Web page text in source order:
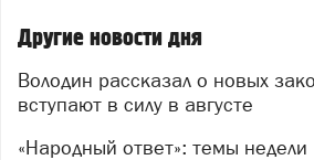
Другие новости дня
Володин рассказал о новых законах, которые
вступают в силу в августе
«Народный ответ»: темы недели